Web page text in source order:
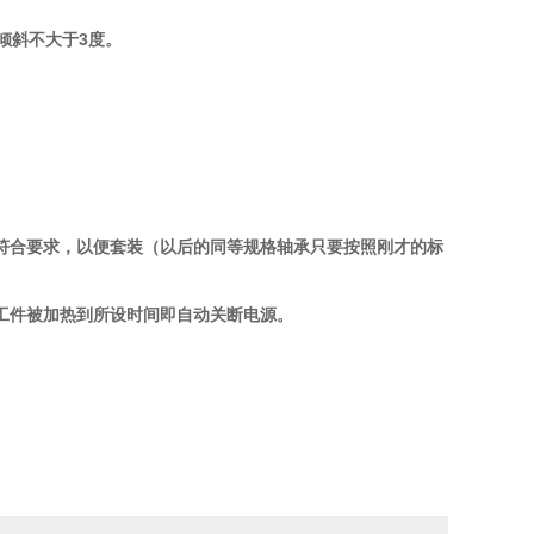
斜不大于3度。
要求，以便套装（以后的同等规格轴承只要按照刚才的标
被加热到所设时间即自动关断电源。